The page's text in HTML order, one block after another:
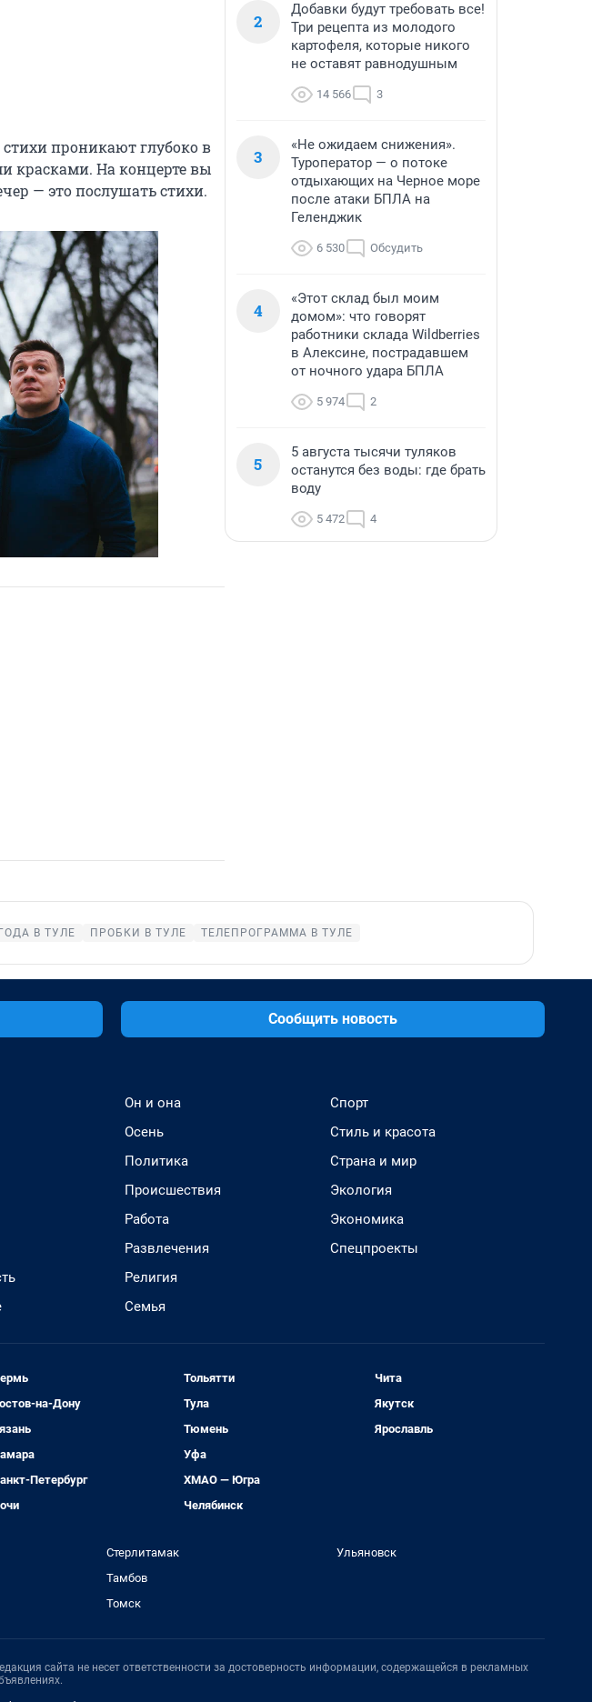
проникают глубоко в
красками. На концерте вы
— это послушать стихи.
2
Добавки будут требовать все!
Три рецепта из молодого
картофеля, которые никого
не оставят равнодушным
14 566 3
3
«Не ожидаем снижения».
Туроператор — о потоке
отдыхающих на Черное море
после атаки БПЛА на
Геленджик
6 530 Обсудить
4
«Этот склад был моим
домом»: что говорят
работники склада Wildberries
в Алексине, пострадавшем
от ночного удара БПЛА
5 974 2
5
5 августа тысячи туляков
останутся без воды: где брать
воду
5 472 4
В ТУЛЕ ПРОБКИ В ТУЛЕ ТЕЛЕПРОГРАММА В ТУЛЕ
Сообщить новость
Он и она
Осень
Политика
Происшествия
Работа
Развлечения
Религия
Семья
Спорт
Стиль и красота
Страна и мир
Экология
Экономика
Спецпроекты
на-Дону
Петербург
Тольятти
Тула
Тюмень
Уфа
ХМАО — Югра
Челябинск
Чита
Якутск
Ярославль
Стерлитамак
Тамбов
Томск
Ульяновск
сайта не несет ответственности за достоверность информации, содержащейся в рекламных